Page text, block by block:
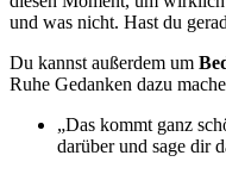
und was nicht. Hast du
Du kannst außerdem um
Ruhe Gedanken dazu
„Das kommt ganz
darüber und sage dir